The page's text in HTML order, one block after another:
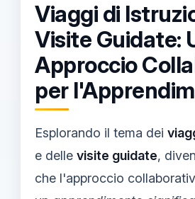
Viaggi di
Visite Guidate:
Approccio
per
Esplorando il tema dei
e delle visite guidate,
che l'approccio